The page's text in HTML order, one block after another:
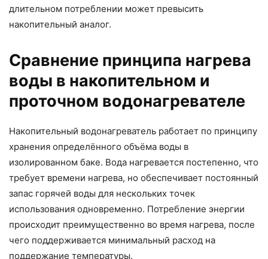
длительном потреблении может превысить
накопительный аналог.
Сравнение принципа нагрева
воды в накопительном и
проточном водонагревателе
Накопительный водонагреватель работает по принципу
хранения определённого объёма воды в
изолированном баке. Вода нагревается постепенно, что
требует времени нагрева, но обеспечивает постоянный
запас горячей воды для нескольких точек
использования одновременно. Потребление энергии
происходит преимущественно во время нагрева, после
чего поддерживается минимальный расход на
поддержание температуры.